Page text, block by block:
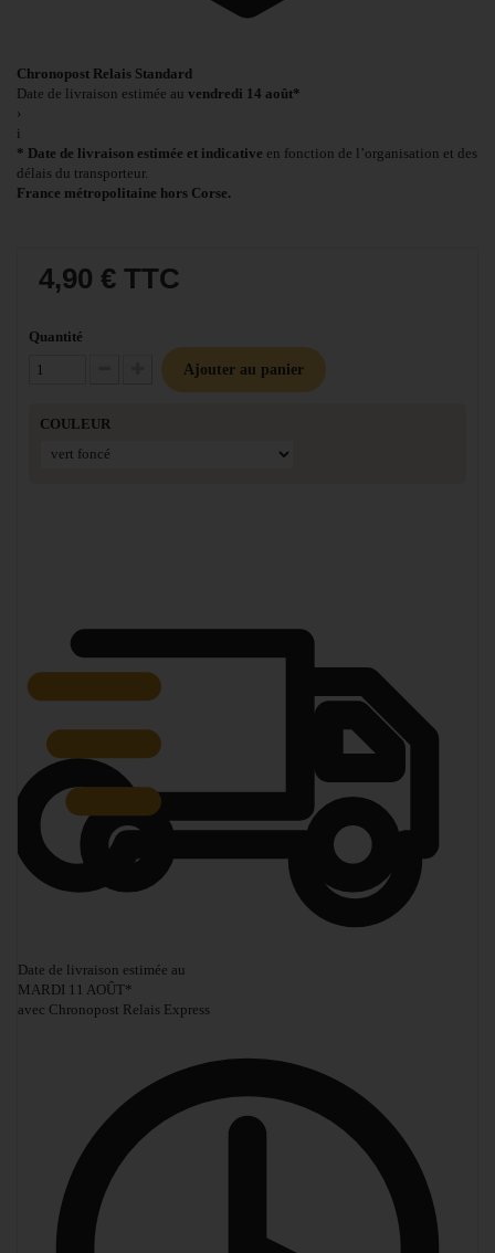
Chronopost Relais Standard
Date de livraison estimée au vendredi 14 août*
›
i
* Date de livraison estimée et indicative en fonction de l’organisation et des
délais du transporteur.
France métropolitaine hors Corse.
4,90 € TTC
Quantité
Diminuer la quantité
Augmenter la quantité
Ajouter au panier
COULEUR
Date de livraison estimée au
MARDI 11 AOÛT*
avec Chronopost Relais Express